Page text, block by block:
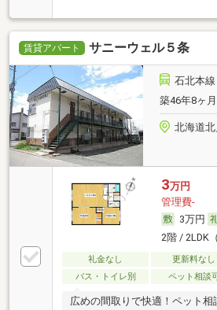
賃貸アパート サニーウェル５条
石北本
築46年8ヶ
北海道
3万円
管理費-
3万円
2階 / 2LDK
礼金なし 更新料なし
バス・トイレ別
ペット相談
広めの間取りで快適！ペット相